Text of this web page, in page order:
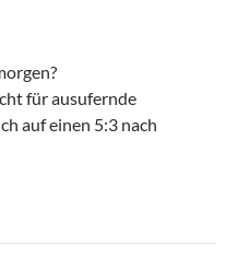
für ausufernde
auf einen 5:3 nach